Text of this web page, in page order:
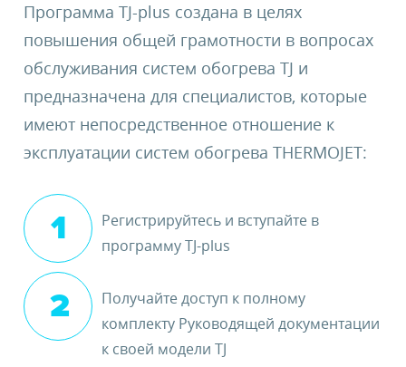
Программа TJ-plus создана в целях
повышения общей грамотности в вопросах
обслуживания систем обогрева TJ и
предназначена для специалистов, которые
имеют непосредственное отношение к
эксплуатации систем обогреваTHERMOJET:
Регистрируйтесь и вступайте в
программу TJ-plus
Получайте доступ к полному
комплекту Руководящейдокументации
к своей модели TJ